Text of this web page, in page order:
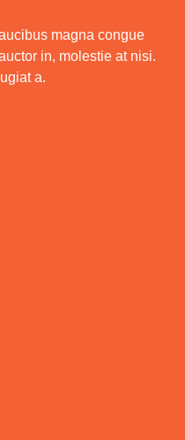
magna congue
in, molestie at nisi.
a.